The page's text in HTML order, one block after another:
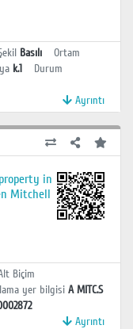
Basılı
Ortam
k.1
Durum
Ayrıntı
in
Mitchell
Biçim
yer bilgisi A MITC.S
Ayrıntı